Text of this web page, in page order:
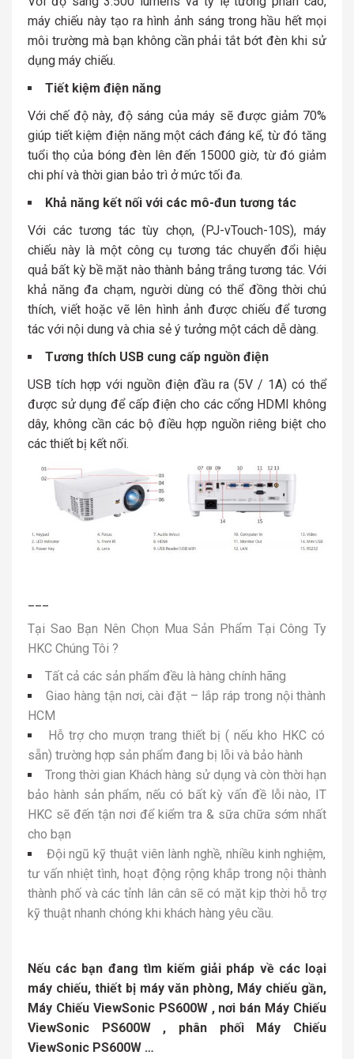
máy chiếu này tạo ra hình ảnh sáng trong hầu hết mọi
môi trường mà bạn không cần phải tắt bớt đèn khi sử
dụng máy chiếu.
Tiết kiệm điện năng
Với chế độ này, độ sáng của máy sẽ được giảm 70%
giúp tiết kiệm điện năng một cách đáng kể, từ đó tăng
tuổi thọ của bóng đèn lên đến 15000 giờ, từ đó giảm
chi phí và thời gian bảo trì ở mức tối đa.
Khả năng kết nối với các mô-đun tương tác
Với các tương tác tùy chọn, (PJ-vTouch-10S), máy
chiếu này là một công cụ tương tác chuyển đổi hiệu
quả bất kỳ bề mặt nào thành bảng trắng tương tác. Với
khả năng đa chạm, người dùng có thể đồng thời chú
thích, viết hoặc vẽ lên hình ảnh được chiếu để tương
tác với nội dung và chia sẻ ý tưởng một cách dễ dàng.
Tương thích USB cung cấp nguồn điện
USB tích hợp với nguồn điện đầu ra (5V / 1A) có thể
được sử dụng để cấp điện cho các cổng HDMI không
dây, không cần các bộ điều hợp nguồn riêng biệt cho
các thiết bị kết nối.
Tại Sao Bạn Nên Chọn Mua Sản Phẩm Tại Công Ty
HKC Chúng Tôi ?
Tất cả các sản phẩm đều là hàng chính hãng
Giao hàng tận nơi, cài đặt – lắp ráp trong nội thành
HCM
Hỗ trợ cho mượn trang thiết bị ( nếu kho HKC có
sẵn) trường hợp sản phẩm đang bị lỗi và bảo hành
Trong thời gian Khách hàng sử dụng và còn thời hạn
bảo hành sản phẩm, nếu có bất kỳ vấn đề lỗi nào, IT
HKC sẽ đến tận nơi để kiểm tra & sữa chữa sớm nhất
cho bạn
Đội ngũ kỹ thuật viên lành nghề, nhiều kinh nghiệm,
tư vấn nhiệt tình, hoạt động rộng khắp trong nội thành
thành phố và các tỉnh lân cân sẽ có mặt kịp thời hỗ trợ
kỹ thuật nhanh chóng khi khách hàng yêu cầu.
Nếu các bạn đang tìm kiếm giải pháp về các loại
máy chiếu, thiết bị máy văn phòng, Máy chiếu gần,
Máy Chiếu ViewSonic PS600W , nơi bán Máy Chiếu
ViewSonic PS600W , phân phối Máy Chiếu
ViewSonic PS600W …